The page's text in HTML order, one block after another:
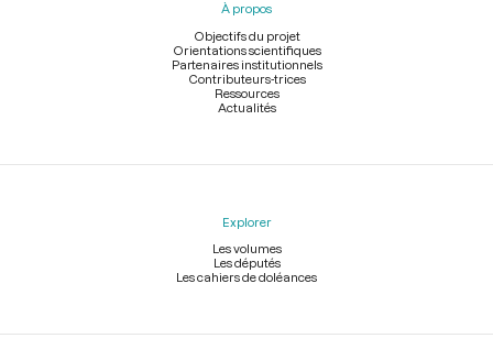
À propos
Objectifs du projet
Orientations scientifiques
Partenaires institutionnels
Contributeurs-trices
Ressources
Actualités
Explorer
Les volumes
Les députés
Les cahiers de doléances